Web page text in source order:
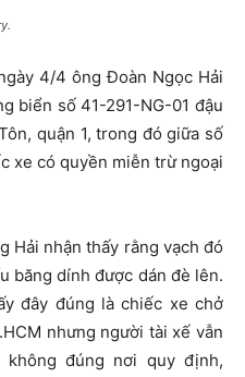
4/4 ông Đoàn Ngọc Hải
biển số 41-291-NG-01 đậu
quận 1, trong đó giữa số
xe có quyền miễn trừ ngoại
Hải nhận thấy rằng vạch đó
băng dính được dán đè lên.
đây đúng là chiếc xe chở
nhưng người tài xế vẫn
đúng nơi quy định,